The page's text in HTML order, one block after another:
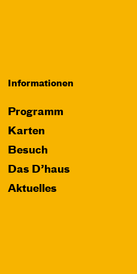
Informationen
Programm
Karten
Besuch
Das D’haus
Aktuelles